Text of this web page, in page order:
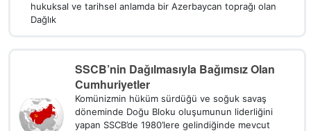
hukuksal ve tarihsel anlamda bir Azerbaycan toprağı olan
Dağlık
SSCB’nin Dağılmasıyla Bağımsız Olan
Cumhuriyetler
Komünizmin hüküm sürdüğü ve soğuk savaş
döneminde Doğu Bloku oluşumunun liderliğini
yapan SSCB’de 1980’lere gelindiğinde mevcut